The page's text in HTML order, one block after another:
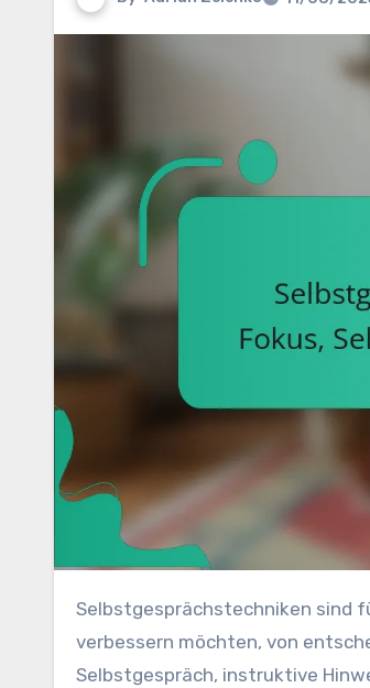
Selbstgesprächstechniken sind für Profisportler, die ihre Konzentration, ihr Selbstvertrauen und ihre Resilienz
verbessern möchten, von
Selbstgespräch, instruktive